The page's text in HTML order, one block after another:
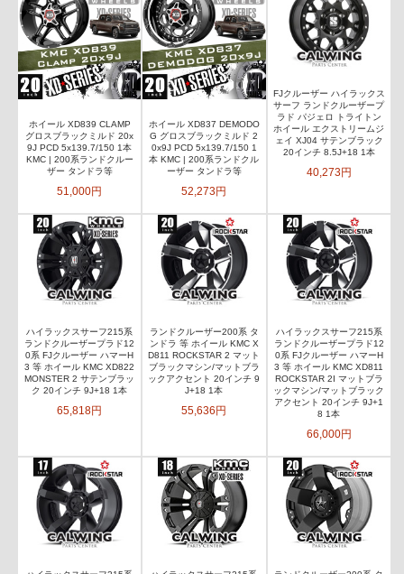
ホイール XD839 CLAMP
グロスブラックミルド 20x
9J PCD 5x139.7/150 1本
KMC | 200系ランドクルー
ザー タンドラ等
51,000円
ホイール XD837 DEMODO
G グロスブラックミルド 2
0x9J PCD 5x139.7/150 1
本 KMC | 200系ランドクル
ーザー タンドラ等
52,273円
FJクルーザー ハイラックス
サーフ ランドクルーザープ
ラド パジェロ トライトン
ホイール エクストリームジ
ェイ XJ04 サテンブラック
20インチ 8.5J+18 1本
40,273円
ハイラックスサーフ215系
ランドクルーザープラド12
0系 FJクルーザー ハマーH
3 等 ホイール KMC XD822
MONSTER 2 サテンブラッ
ク 20インチ 9J+18 1本
65,818円
ランドクルーザー200系 タ
ンドラ 等 ホイール KMC X
D811 ROCKSTAR 2 マット
ブラックマシン/マットブラ
ックアクセント 20インチ 9
J+18 1本
55,636円
ハイラックスサーフ215系
ランドクルーザープラド12
0系 FJクルーザー ハマーH
3 等 ホイール KMC XD811
ROCKSTAR 2I マットブラ
ックマシン/マットブラック
アクセント 20インチ 9J+1
8 1本
66,000円